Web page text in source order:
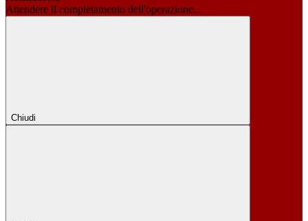
Attendere il completamento dell'operazione...
Chiudi